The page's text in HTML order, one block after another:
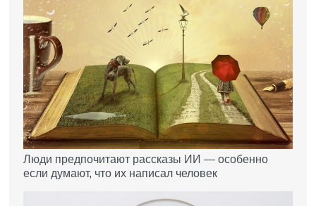
Люди предпочитают рассказы ИИ — особенно
если думают, что их написал человек